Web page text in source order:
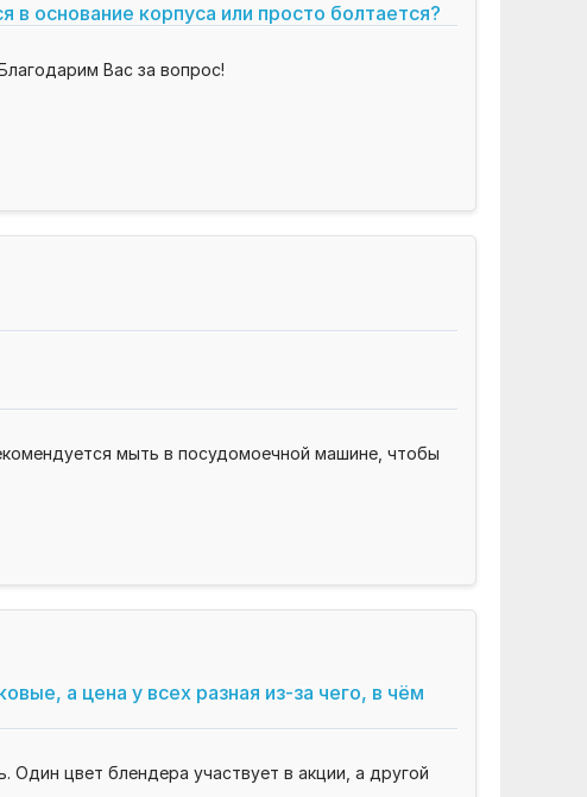
основание корпуса или просто болтается?
Вас за вопрос!
мыть в посудомоечной машине, чтобы
а цена у всех разная из-за чего, в чём
цвет блендера участвует в акции, а другой